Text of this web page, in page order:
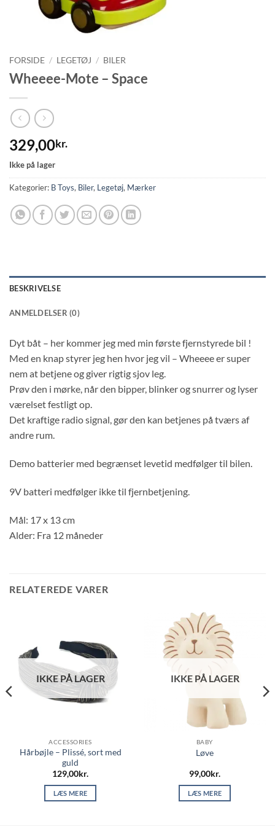
FORSIDE / LEGETØJ / BILER
Wheeee-Mote – Space
329,00kr.
Ikke på lager
Kategorier: B Toys, Biler, Legetøj, Mærker
BESKRIVELSE
ANMELDELSER (0)
Dyt båt – her kommer jeg med min første fjernstyrede bil !
Med en knap styrer jeg hen hvor jeg vil – Wheeee er super
nem at betjene og giver rigtig sjov leg.
Prøv den i mørke, når den bipper, blinker og snurrer og lyser
værelset festligt op.
Det kraftige radio signal, gør den kan betjenes på tværs af
andre rum.
Demo batterier med begrænset levetid medfølger til bilen.
9V batteri medfølger ikke til fjernbetjening.
Mål: 17 x 13 cm
Alder: Fra 12 måneder
RELATEREDE VARER
IKKE PÅ LAGER
ACCESSORIES
Hårbøjle – Plissé, sort med
guld
129,00kr.
LÆS MERE
IKKE PÅ LAGER
BABY
Løve
99,00kr.
LÆS MERE